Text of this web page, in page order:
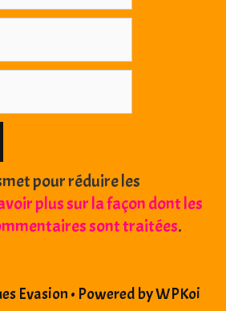
pour réduire les
plus sur la façon dont les
sont traitées.
Evasion• Powered byWPKoi